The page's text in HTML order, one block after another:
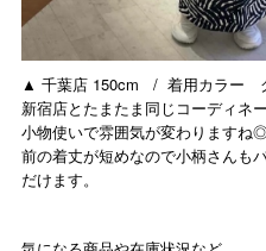
▲ 千葉店 150cm / 着用カラー
新宿店とたまたま同じコーディネ
小物使いで雰囲気が変わりますね
前の着丈が短めなので小柄さんも
だけます。